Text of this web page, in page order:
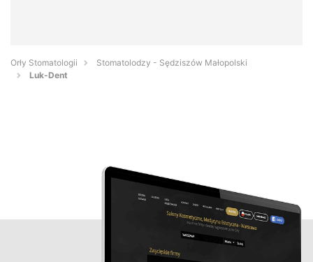
Orły Stomatologii
Stomatolodzy - Sędziszów Małopolski
Luk-Dent